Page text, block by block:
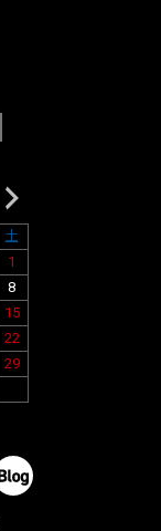
土
1
8
15
22
29